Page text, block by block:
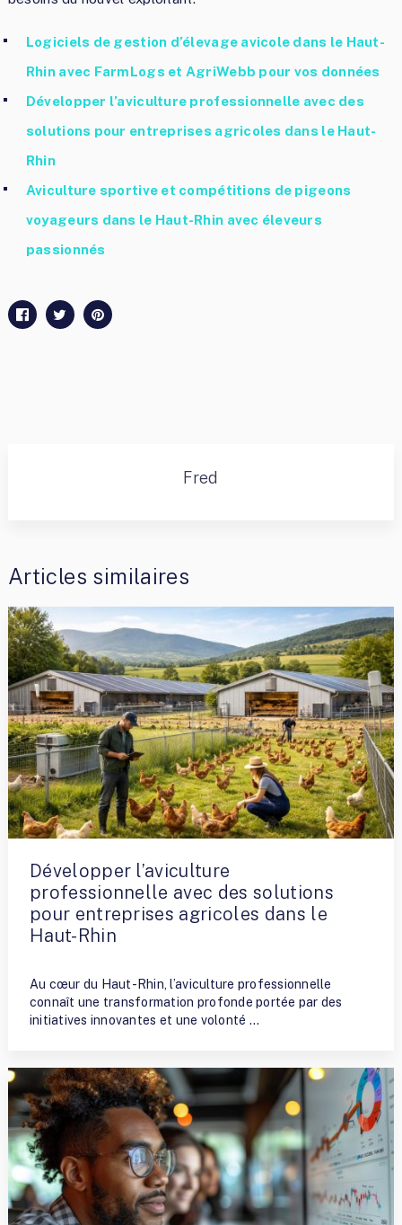
Logiciels de gestion d’élevage avicole dans le Haut-
Rhin avec FarmLogs et AgriWebb pour vos données
Développer l’aviculture professionnelle avec des
solutions pour entreprises agricoles dans le Haut-
Rhin
Aviculture sportive et compétitions de pigeons
voyageurs dans le Haut-Rhin avec éleveurs
passionnés
Fred
Articles similaires
Développer l’aviculture
professionnelle avec des solutions
pour entreprises agricoles dans le
Haut-Rhin
Au cœur du Haut-Rhin, l’aviculture professionnelle
connaît une transformation profonde portée par des
initiatives innovantes et une volonté …